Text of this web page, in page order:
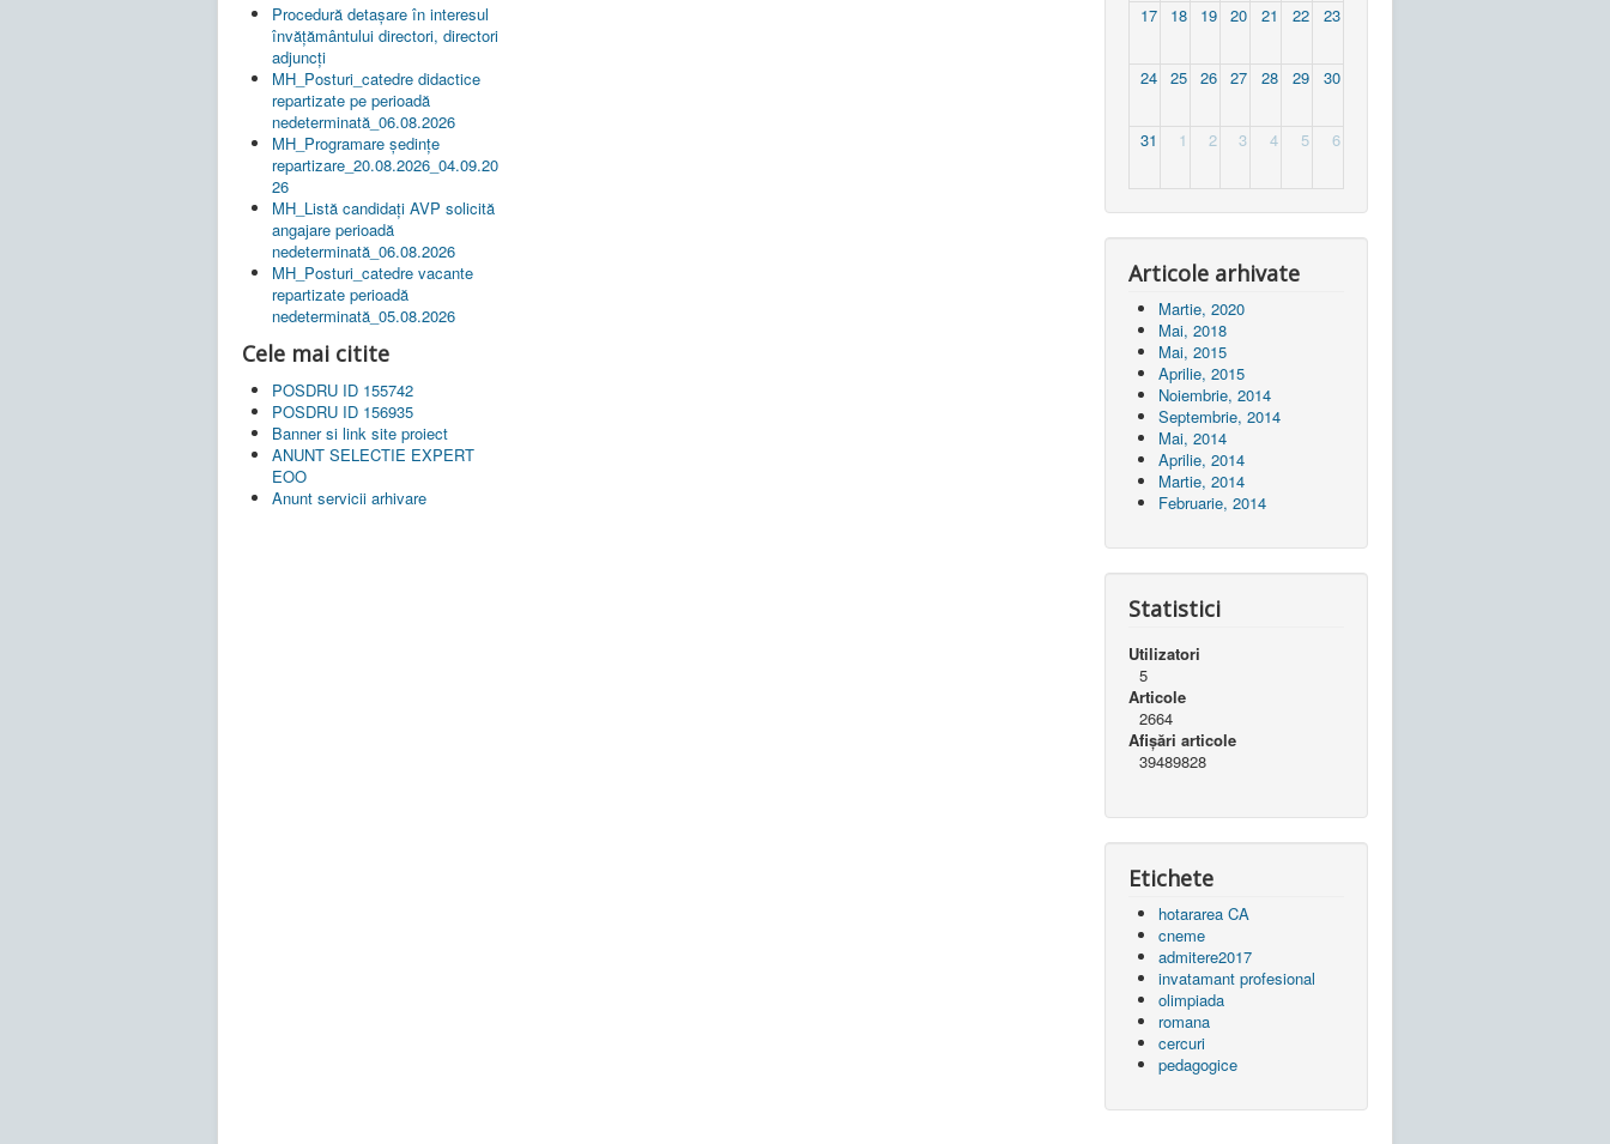
Procedură detașare în interesul
învățământului directori, directori
adjuncți
MH_Posturi_catedre didactice
repartizate pe perioadă
nedeterminată_06.08.2026
MH_Programare ședințe
repartizare_20.08.2026_04.09.20
26
MH_Listă candidați AVP solicită
angajare perioadă
nedeterminată_06.08.2026
MH_Posturi_catedre vacante
repartizate perioadă
nedeterminată_05.08.2026
Cele mai citite
POSDRU ID 155742
POSDRU ID 156935
Banner si link site proiect
ANUNT SELECTIE EXPERT
EOO
Anunt servicii arhivare
17 18 19 20 21 22 23
24 25 26 27 28 29 30
31 1 2 3 4 5 6
Articole arhivate
Martie, 2020
Mai, 2018
Mai, 2015
Aprilie, 2015
Noiembrie, 2014
Septembrie, 2014
Mai, 2014
Aprilie, 2014
Martie, 2014
Februarie, 2014
Statistici
Utilizatori
5
Articole
2664
Afișări articole
39489828
Etichete
hotararea CA
cneme
admitere2017
invatamant profesional
olimpiada
romana
cercuri
pedagogice